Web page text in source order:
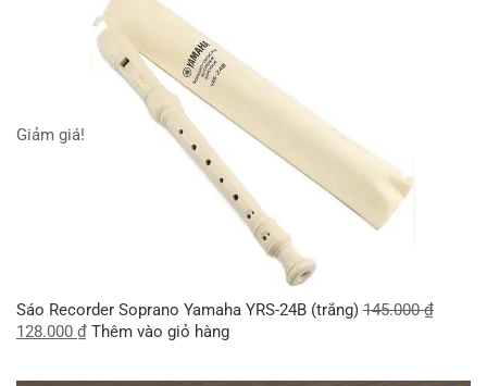
Giảm giá!
Sáo Recorder Soprano Yamaha YRS-24B (trắng) 145.000₫
128.000 ₫ Thêm vào giỏ hàng